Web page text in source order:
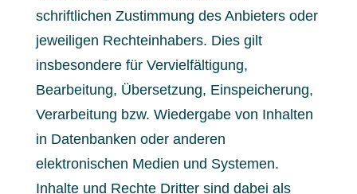
schriftlichen Zustimmung des Anbieters oder
jeweiligen Rechteinhabers. Dies gilt
insbesondere für Vervielfältigung,
Bearbeitung, Übersetzung, Einspeicherung,
Verarbeitung bzw. Wiedergabe von Inhalten
in Datenbanken oder anderen
elektronischen Medien und Systemen.
Inhalte und Rechte Dritter sind dabei als